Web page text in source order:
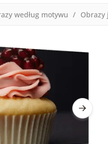
według motywu Obrazy